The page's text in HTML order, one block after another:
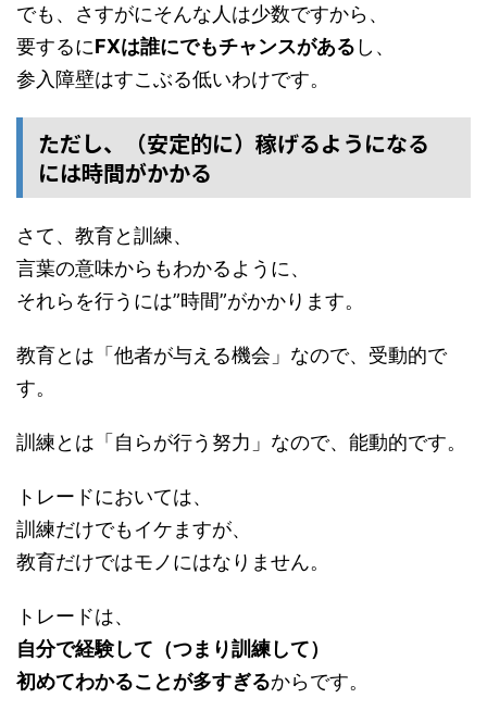
でも、さすがにそんな人は少数ですから、
要するにFXは誰にでもチャンスがある し、
参入障壁はすこぶる低いわけです。
ただし、（安定的に）稼げるようになる
には時間がかかる
さて、教育と訓練、
言葉の意味からもわかるように、
それらを行うには”時間”がかかります。
教育とは「他者が与える機会」なので、受動的で
す。
訓練とは「自らが行う努力」なので、能動的です。
トレードにおいては、
訓練だけでもイケますが、
教育だけではモノにはなりません。
トレードは、
自分で経験して（つまり訓練して）
初めてわかることが多すぎるからです。